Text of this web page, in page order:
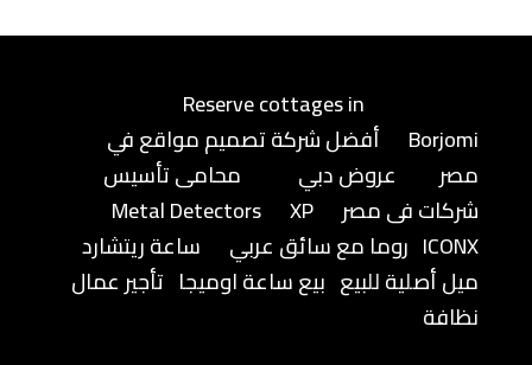
Reserve cottages in
Borjomi
أفضل شركة تصميم مواقع في
مصر
عروض دبي
محامى تأسيس
شركات فى مصر
Metal Detectors
XP
ICONX روما مع سائق عربي
ساعة ريتشارد
ميل أصلية للبيع بيع ساعة اوميجا تأجير عمال
نظافة